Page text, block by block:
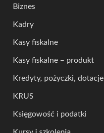
Biznes
Kadry
Kasy fiskalne
Kasy fiskalne – produkt
Kredyty, pożyczki, dotacje
KRUS
Księgowość i podatki